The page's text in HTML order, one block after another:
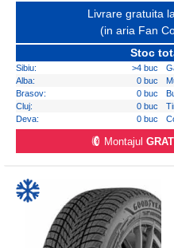
Livrare gratuita
(in aria Fan
Stoc
Sibiu: >4 buc
Alba:
0 buc
Brasov:
0 buc
Cluj:
0 buc
Deva:
0 buc
Montajul